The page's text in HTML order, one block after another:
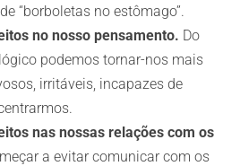
“borboletas no estômago”.
no nosso pensamento. Do
podemos tornar-nos mais
irritáveis, incapazes de
nas nossas relações com os
a evitar comunicar com os